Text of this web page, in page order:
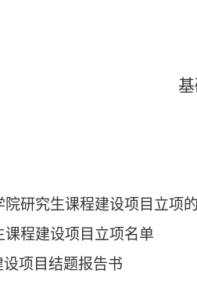
研究生课程建设项目立项
程建设项目立项名单
项目结题报告书